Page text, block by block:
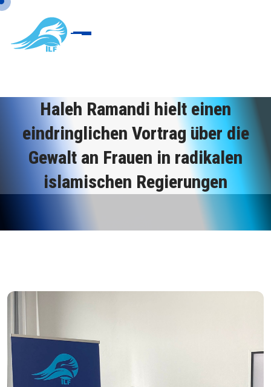
Haleh Ramandi hielt einen
eindringlichen Vortrag über die
Gewalt an Frauen in radikalen
islamischen Regierungen